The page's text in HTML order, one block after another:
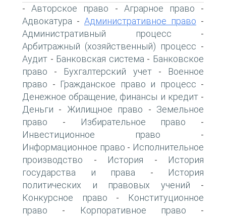
-Авторское право - Аграрное право -
Адвокатура - Административное право -
Административный процесс -
Арбитражный (хозяйственный) процесс -
Аудит - Банковская система - Банковское
право - Бухгалтерский учет-
Военное
право - Гражданское право и процесс -
Денежное обращение, финансы и кредит-
Деньги - Жилищное право - Земельное
право - Избирательное право -
Инвестиционное право -
Информационное право - Исполнительное
производство - История -
История
государства и права -
История
политических и правовых учений -
Конкурсное право -
Конституционное
право - Корпоративное право -